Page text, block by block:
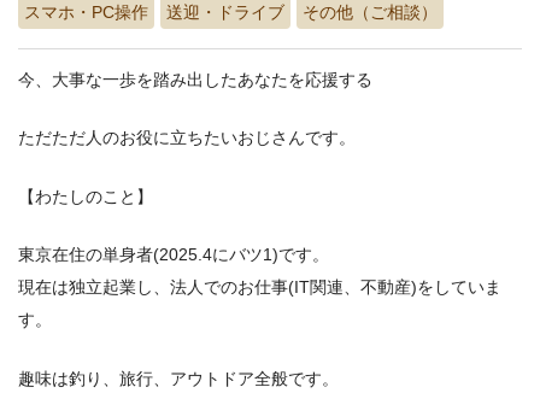
スマホ・PC操作 送迎・ドライブ その他（ご相談）
今、大事な一歩を踏み出したあなたを応援する
ただただ人のお役に立ちたいおじさんです。
【わたしのこと】
東京在住の単身者(2025.4にバツ1)です。
現在は独立起業し、法人でのお仕事(IT関連、不動産)をしていま
す。
趣味は釣り、旅行、アウトドア全般です。